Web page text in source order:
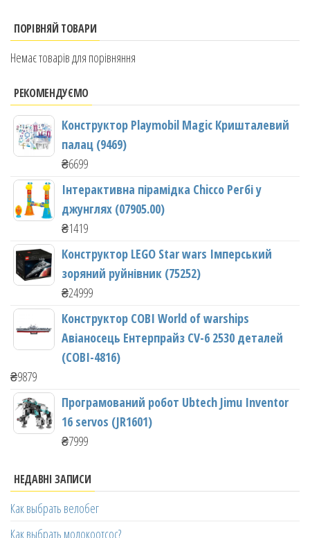
ПОРІВНЯЙ ТОВАРИ
Немає товарів для порівняння
РЕКОМЕНДУЄМО
Конструктор Playmobil Magic Кришталевий
палац (9469)
₴6699
Інтерактивна пірамідка Chicco Регбі у
джунглях (07905.00)
₴1419
Конструктор LEGO Star wars Імперський
зоряний руйнівник (75252)
₴24999
Конструктор COBI World of warships
Авіаносець Ентерпрайз CV-6 2530 деталей
(COBI-4816)
₴9879
Програмований робот Ubtech Jimu Inventor
16 servos (JR1601)
₴7999
НЕДАВНІ ЗАПИСИ
Как выбрать велобег
Как выбрать молокоотсос?